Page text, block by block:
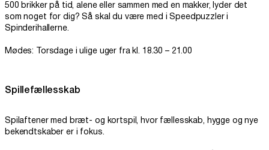
500 brikker på tid, alene eller sammen med en makker, lyder det
som noget for dig? Så skal du være med i Speedpuzzler i
Spinderihallerne.
Mødes: Torsdage i ulige uger fra kl. 18.30 – 21.00
Spillefællesskab
Spilaftener med bræt- og kortspil, hvor fællesskab, hygge og nye
bekendtskaber er i fokus.